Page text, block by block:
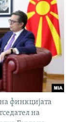
финкцијата
на